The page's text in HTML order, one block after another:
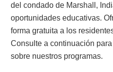
del condado de Marshall,
oportunidades educativas.
forma gratuita a los
Consulte a continuación
sobre nuestros programas.